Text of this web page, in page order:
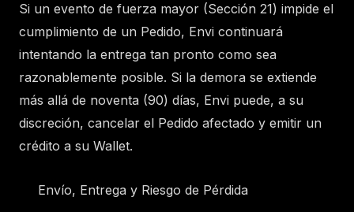
Si un evento de fuerza mayor (Sección 21) impide el
cumplimiento de un Pedido, Envi continuará
intentando la entrega tan pronto como sea
razonablemente posible. Si la demora se extiende
más allá de noventa (90) días, Envi puede, a su
discreción, cancelar el Pedido afectado y emitir un
crédito a su Wallet.
Envío, Entrega y Riesgo de Pérdida